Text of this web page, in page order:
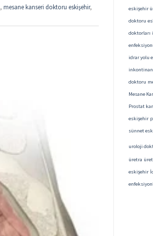
, mesane kanseri doktoru eskişehir,
eskişehir
doktoru
doktorları
idrar yolu
doktoru
Mesane
Prostat
eskişehir
sünnet
uroloji
üretra
eskişehir